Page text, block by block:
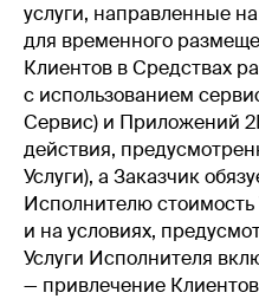
услуги, направленные
для временного
Клиентов в Средствах
с использованием
Сервис) и Приложений
действия,
Услуги), а Заказчик
Исполнителю стоимость
и на условиях,
Услуги Исполнителя
— привлечение